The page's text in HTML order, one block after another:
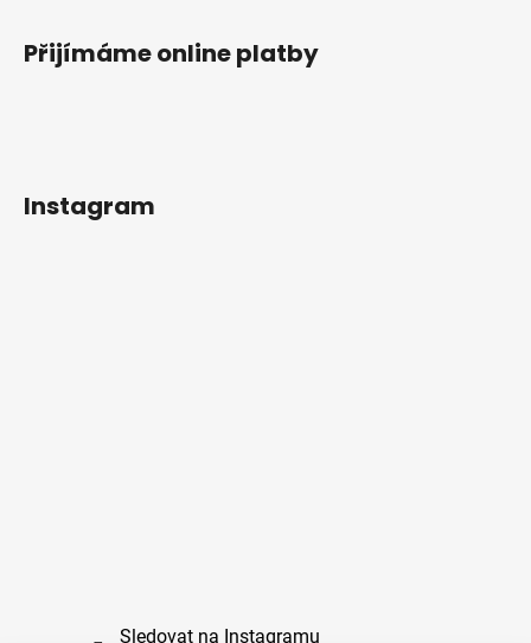
Přijímáme online platby
Instagram
Sledovat na Instagramu